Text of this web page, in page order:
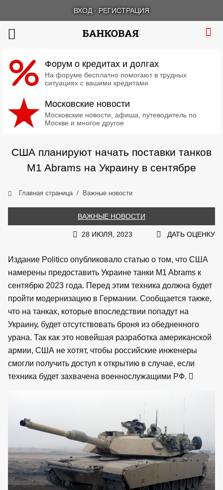
ВХОД · РЕГИСТРАЦИЯ
Форум о кредитах и долгах
На форуме бесплатно помогают в трудных
ситуациях с вашими кредитами
Московские новости
Московские новости, афиша, путеводитель по
Москве и многое другое
США планируют начать поставки танков
M1 Abrams на Украину в сентябре
Главная страница Важные новости
ВАЖНЫЕ НОВОСТИ
28 ИЮЛЯ, 2023 ДАТЬ ОЦЕНКУ
Издание Politico опубликовало статью о том, что США
намерены предоставить Украине танки M1 Abrams к
сентябрю 2023 года. Перед этим техника должна будет
пройти модернизацию в Германии. Сообщается также,
что на танках, которые впоследствии попадут на
Украину, будет отсутствовать броня из обедненного
урана. Так как это новейшая разработка американской
армии, США не хотят, чтобы российские инженеры
смогли получить доступ к открытию в случае, если
техника будет захвачена военнослужащими РФ.